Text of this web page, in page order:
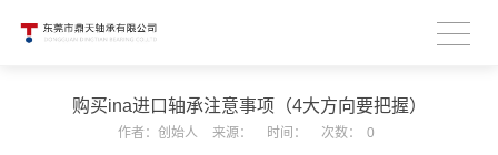
购买ina进口轴承注意事项（4大方向要把握）
作者： 创始人 来源： 时间： 次数： 0